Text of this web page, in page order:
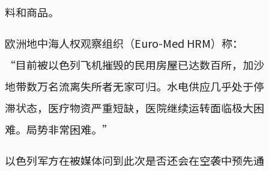
料和商品。
欧洲地中海人权观察组织（Euro-Med HRM）称：
“目前被以色列飞机摧毁的民用房屋已达数百所，加沙
地带数万名流离失所者无家可归。水电供应几乎处于停
滞状态，医疗物资严重短缺，医院继续运转面临极大困
难。局势非常困难。”
以色列军方在被媒体问到此次是否还会在空袭中预先通